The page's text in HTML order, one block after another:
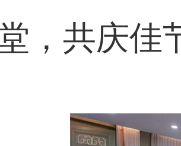
，共庆佳